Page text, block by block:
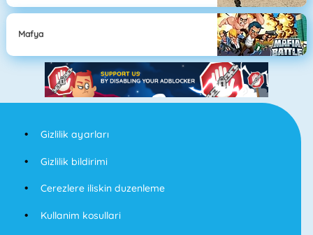
Mafya
Gizlilik ayarları
Gizlilik bildirimi
Cerezlere iliskin duzenleme
Kullanim kosullari